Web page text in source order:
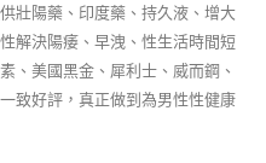
壯陽藥、印度藥、持久液、增大
解決陽痿、早洩、性生活時間短
、美國黑金、犀利士、威而鋼、
致好評，真正做到為男性性健康